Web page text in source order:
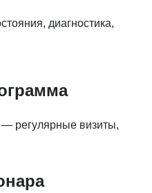
диагностика,
— регулярные визиты,